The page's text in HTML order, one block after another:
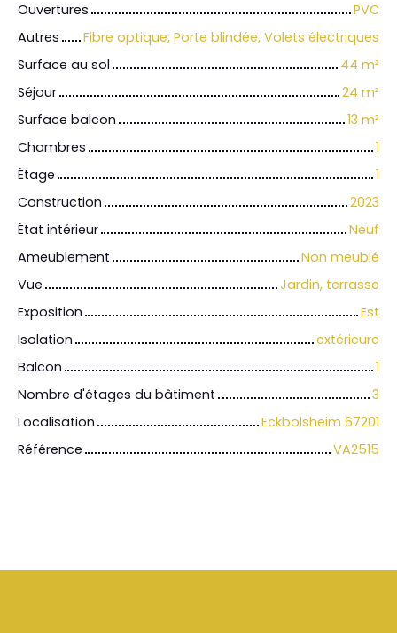
Ouvertures
PVC
Autres
Fibre optique, Porte blindée, Volets électriques
Surface au sol
44 m²
Séjour
24 m²
Surface balcon
13 m²
Chambres
1
Étage
1
Construction
2023
État intérieur
Neuf
Ameublement
Non meublé
Vue
Jardin, terrasse
Exposition
Est
Isolation
extérieure
Balcon
1
Nombre d'étages du bâtiment
3
Localisation
Eckbolsheim 67201
Référence
VA2515